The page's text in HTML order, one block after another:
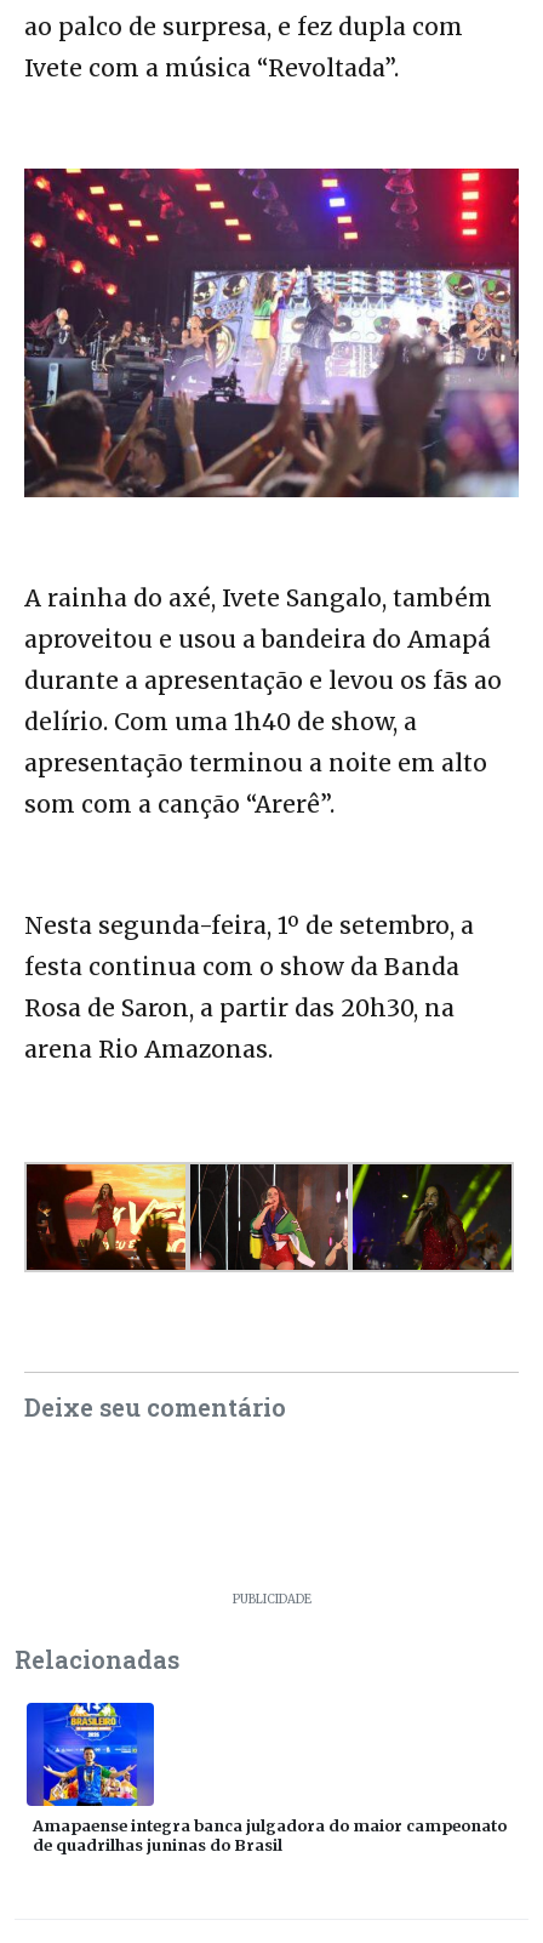
ao palco de surpresa, e fez dupla com
Ivete com a música “Revoltada”.
A rainha do axé, Ivete Sangalo, também
aproveitou e usou a bandeira do Amapá
durante a apresentação e levou os fãs ao
delírio. Com uma 1h40 de show, a
apresentação terminou a noite em alto
som com a canção “Arerê”.
Nesta segunda-feira, 1º de setembro, a
festa continua com o show da Banda
Rosa de Saron, a partir das 20h30, na
arena Rio Amazonas.
Deixe seu comentário
PUBLICIDADE
Relacionadas
Amapaense integra banca julgadora do maior campeonato
de quadrilhas juninas do Brasil